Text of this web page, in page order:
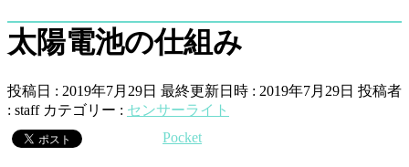
太陽電池の仕組み
投稿日 : 2019年7月29日 最終更新日時 : 2019年7月29日 投稿者
: staff カテゴリー : センサーライト
Pocket